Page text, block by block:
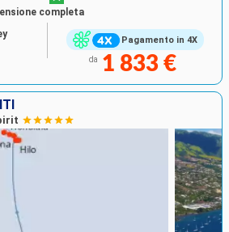
Pagamento in 4X
completa
da 1 833 €